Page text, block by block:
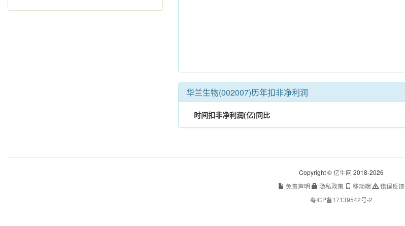
华兰生物(002007)历年扣非净利润
时间扣非净利润(亿)同比
Copyright ©亿牛网 2018-2026
免责声明
隐私政策 移动端
错误反馈
粤ICP备17139542号-2